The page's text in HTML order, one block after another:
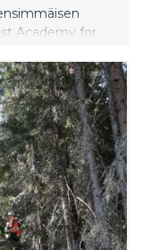
Academy for
ruotsalainen
21.